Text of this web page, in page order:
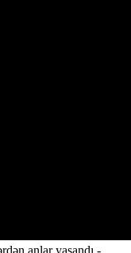
anlar yaşandı -